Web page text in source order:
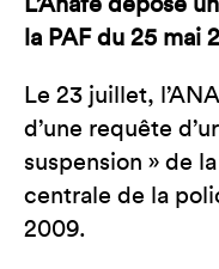
L’Anafé dépose
la PAF du 25 mai
Le 23 juillet,
d’une requête
suspension » de
centrale de la
2009.